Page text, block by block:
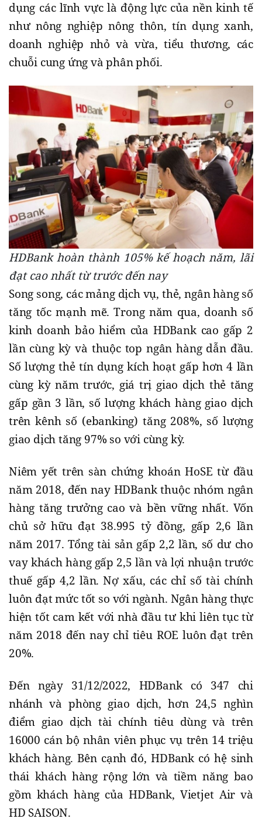
dụng các lĩnh vực là động lực của nền kinh tế
như nông nghiệp nông thôn, tín dụng xanh,
doanh nghiệp nhỏ và vừa, tiểu thương, các
chuỗi cung ứng và phân phối.
HDBank hoàn thành 105% kế hoạch năm, lãi
đạt cao nhất từ trước đến nay
Song song, các mảng dịch vụ, thẻ, ngân hàng số
tăng tốc mạnh mẽ. Trong năm qua, doanh số
kinh doanh bảo hiểm của HDBank cao gấp 2
lần cùng kỳ và thuộc top ngân hàng dẫn đầu.
Số lượng thẻ tín dụng kích hoạt gấp hơn 4 lần
cùng kỳ năm trước, giá trị giao dịch thẻ tăng
gấp gần 3 lần, số lượng khách hàng giao dịch
trên kênh số (ebanking) tăng 208%, số lượng
giao dịch tăng 97% so với cùng kỳ.
Niêm yết trên sàn chứng khoán HoSE từ đầu
năm 2018, đến nay HDBank thuộc nhóm ngân
hàng tăng trưởng cao và bền vững nhất. Vốn
chủ sở hữu đạt 38.995 tỷ đồng, gấp 2,6 lần
năm 2017. Tổng tài sản gấp 2,2 lần, số dư cho
vay khách hàng gấp 2,5 lần và lợi nhuận trước
thuế gấp 4,2 lần. Nợ xấu, các chỉ số tài chính
luôn đạt mức tốt so với ngành. Ngân hàng thực
hiện tốt cam kết với nhà đầu tư khi liên tục từ
năm 2018 đến nay chỉ tiêu ROE luôn đạt trên
20%.
Đến ngày 31/12/2022, HDBank có 347 chi
nhánh và phòng giao dịch, hơn 24,5 nghìn
điểm giao dịch tài chính tiêu dùng và trên
16000 cán bộ nhân viên phục vụ trên 14 triệu
khách hàng. Bên cạnh đó, HDBank có hệ sinh
thái khách hàng rộng lớn và tiềm năng bao
gồm khách hàng của HDBank, Vietjet Air và
HD SAISON.